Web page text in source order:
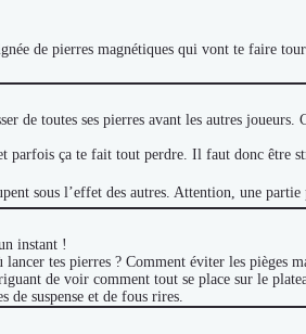
de pierres magnétiques qui vont te faire
de toutes ses pierres avant les autres
parfois ça te fait tout perdre. Il faut donc être
sous l’effet des autres. Attention, une
instant !
tes pierres ? Comment éviter les pièges
de voir comment tout se place sur le
de suspense et de fous rires.